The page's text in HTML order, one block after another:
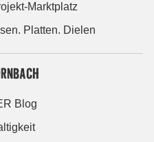
Marktplatz
Platten. Dielen
Blog